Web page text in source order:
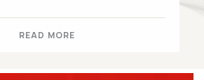
READ MORE